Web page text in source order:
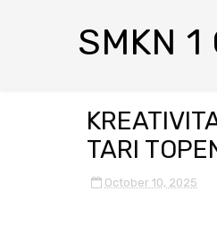
SMKN 1
TARI
October 10, 2025